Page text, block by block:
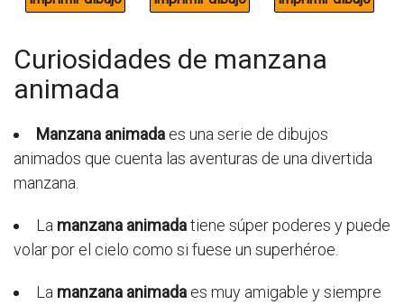
Curiosidades de manzana
animada
Manzana animada es una serie de dibujos
animados que cuenta las aventuras de una divertida
manzana.
La manzana animadatiene súper poderes y puede
volar por el cielo como si fuese un superhéroe.
La manzana animada es muy amigable y siempre